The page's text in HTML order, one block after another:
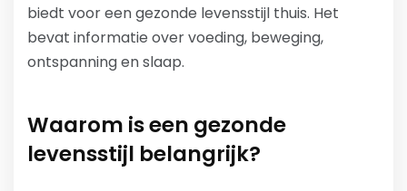
biedt voor een gezonde levensstijl thuis. Het
bevat informatie over voeding, beweging,
ontspanning en slaap.
Waarom is een gezonde
levensstijl belangrijk?